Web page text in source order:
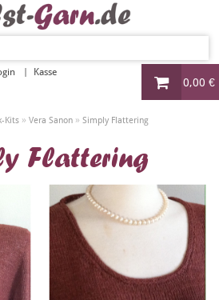
0,00 €
Kasse
Kits» Vera Sanon» Simply Flattering
Flattering